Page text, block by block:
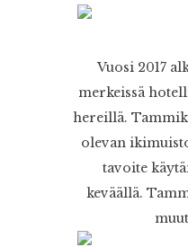
Vuosi 2017
merkeissä
hereillä.
olevan
tavoite
keväällä.